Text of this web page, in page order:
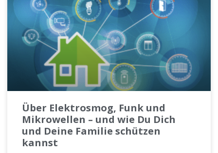
Über Elektrosmog, Funk und
Mikrowellen – und wie Du Dich
und Deine Familie schützen
kannst